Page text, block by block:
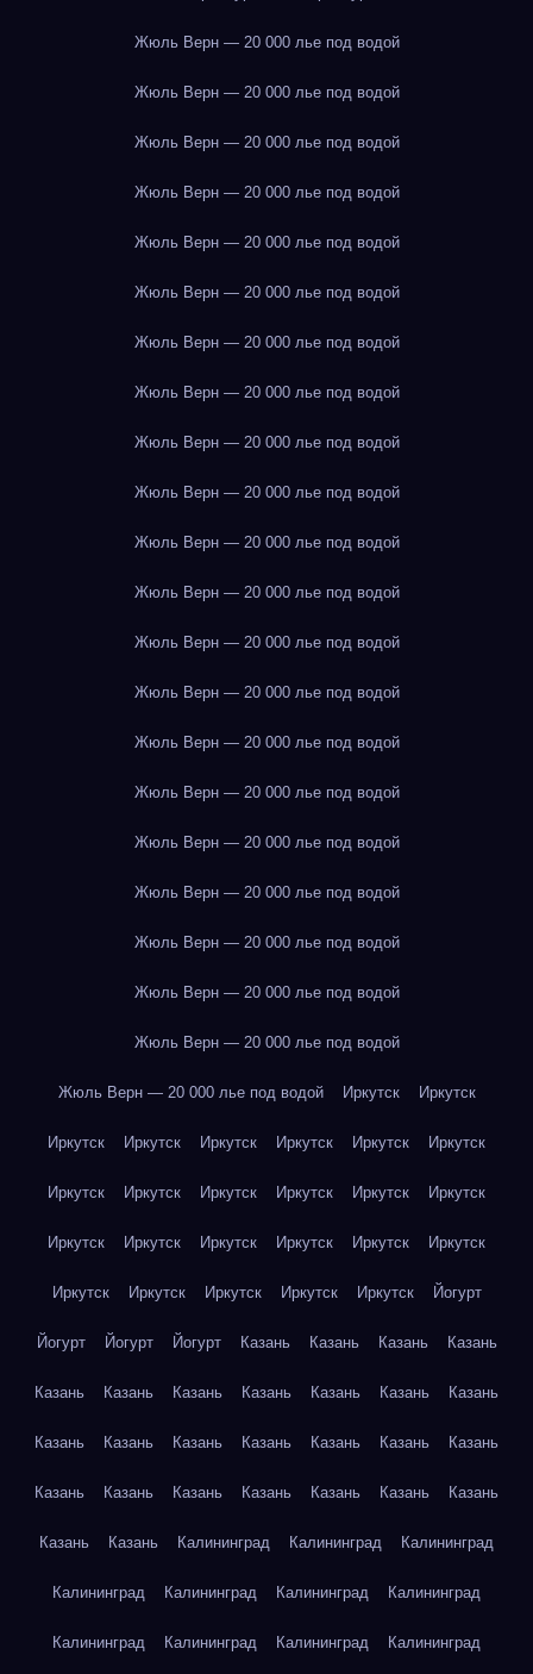
Жюль Верн — 20 000 лье под водой
Жюль Верн — 20 000 лье под водой
Жюль Верн — 20 000 лье под водой
Жюль Верн — 20 000 лье под водой
Жюль Верн — 20 000 лье под водой
Жюль Верн — 20 000 лье под водой
Жюль Верн — 20 000 лье под водой
Жюль Верн — 20 000 лье под водой
Жюль Верн — 20 000 лье под водой
Жюль Верн — 20 000 лье под водой
Жюль Верн — 20 000 лье под водой
Жюль Верн — 20 000 лье под водой
Жюль Верн — 20 000 лье под водой
Жюль Верн — 20 000 лье под водой
Жюль Верн — 20 000 лье под водой
Жюль Верн — 20 000 лье под водой
Жюль Верн — 20 000 лье под водой
Жюль Верн — 20 000 лье под водой
Жюль Верн — 20 000 лье под водой
Жюль Верн — 20 000 лье под водой
Жюль Верн — 20 000 лье под водой
Жюль Верн — 20 000 лье под водой Иркутск Иркутск
Иркутск Иркутск Иркутск Иркутск Иркутск Иркутск
Иркутск Иркутск Иркутск Иркутск Иркутск Иркутск
Иркутск Иркутск Иркутск Иркутск Иркутск Иркутск
Иркутск Иркутск Иркутск Иркутск Иркутск Йогурт
Йогурт Йогурт Йогурт Казань Казань Казань Казань
Казань Казань Казань Казань Казань Казань Казань
Казань Казань Казань Казань Казань Казань Казань
Казань Казань Казань Казань Казань Казань Казань
Казань Казань Калининград Калининград Калининград
Калининград Калининград Калининград Калининград
Калининград Калининград Калининград Калининград